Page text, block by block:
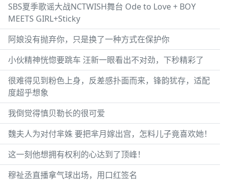
SBS夏季歌谣大战NCTWISH舞台 Ode to Love + BOY
MEETS GIRL+Sticky
阿娘没有抛弃你，只是换了一种方式在保护你
小伙精神恍惚要跳车 汪新一眼看出不对劲，下秒精彩了
很难得见到粉色上身，反差感扑面而来，锋韵犹存，适配
度超乎想象
我倒觉得慎贝勒长的很可爱
魏夫人为对付芈姝 要把芈月嫁出宫，怎料儿子竟喜欢她！
这一刻他想拥有权利的心达到了顶峰！
穆祉丞直播拿气球出场，用口红签名